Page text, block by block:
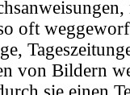
oft
von Bildern